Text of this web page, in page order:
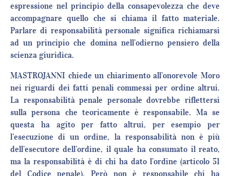
espressione nel principio della consapevolezza che deve
accompagnare quello che si chiama il fatto materiale.
Parlare di responsabilità personale significa richiamarsi
ad un principio che domina nell’odierno pensiero della
scienza giuridica.
MASTROJANNI chiede un chiarimento all’onorevole Moro
nei riguardi dei fatti penali commessi per ordine altrui.
La responsabilità penale personale dovrebbe riflettersi
sulla persona che teoricamente è responsabile. Ma se
questa ha agito per fatto altrui, per esempio per
l’esecuzione di un ordine, la responsabilità non è più
dell’esecutore dell’ordine, il quale ha consumato il reato,
ma la responsabilità è di chi ha dato l’ordine (articolo 51
del Codice penale). Però non è responsabile chi ha